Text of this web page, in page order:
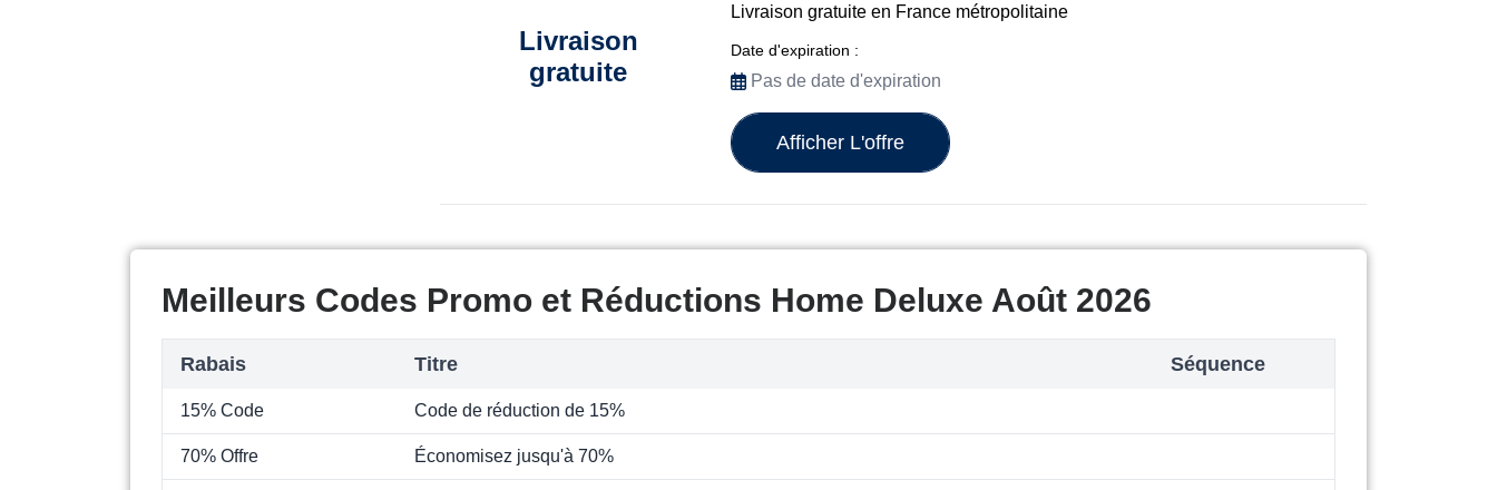
Livraison
gratuite
Livraison gratuite en France métropolitaine
Date d'expiration :
Pas de date d'expiration
Afficher L'offre
Meilleurs Codes Promo et Réductions Home Deluxe Août 2026
Rabais Titre Séquence
15% Code Code de réduction de 15%
70% Offre Économisez jusqu'à 70%